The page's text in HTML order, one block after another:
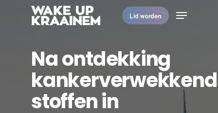
Lid worden Menu
Na ontdekking
stoffen in